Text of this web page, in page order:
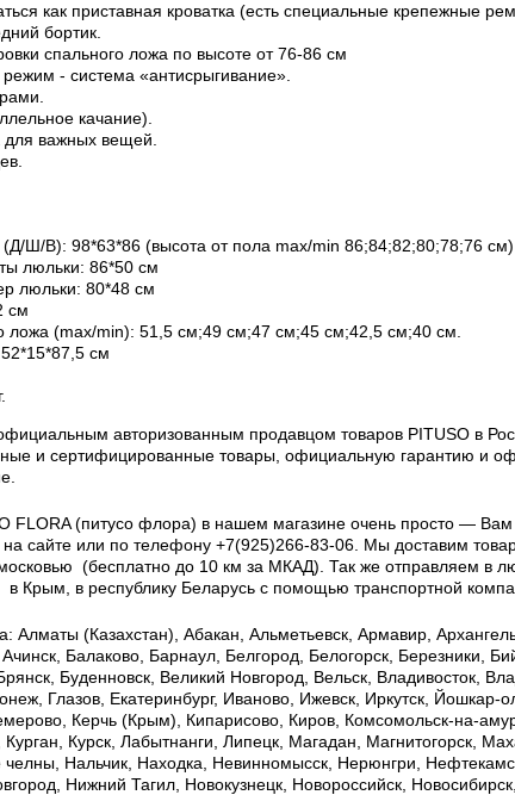
как приставная кроватка (есть специальные крепежные
бортик.
спального ложа по высоте от 76-86 см
- система «антисрыгивание».
качание).
для важных вещей.
Ш/В): 98*63*86 (высота от пола max/min 86;84;82;80;78;76 см)
люльки: 86*50 см
люльки: 80*48 см
см
ложа (max/min): 51,5 см;49 см;47 см;45 см;42,5 см;40 см.
см
авторизованным продавцом товаров PITUSO в
и сертифицированные товары, официальную гарантию и
FLORA (питусо флора) в нашем магазине очень просто — Вам
сайте или по телефону +7(925)266-83-06. Мы доставим
(бесплатно до 10 км за МКАД). Так же отправляем в
Крым, в республику Беларусь с помощью транспортной
Алматы (Казахстан), Абакан, Альметьевск, Армавир,
Балаково, Барнаул, Белгород, Белогорск, Березники,
Буденновск, Великий Новгород, Вельск, Владивосток,
Глазов, Екатеринбург, Иваново, Ижевск, Иркутск, Йошкар-
Керчь (Крым), Кипарисово, Киров, Комсомольск-на-
Курск, Лабытнанги, Липецк, Магадан, Магнитогорск,
Нальчик, Находка, Невинномысск, Нерюнгри,
Нижний Тагил, Новокузнецк, Новороссийск,